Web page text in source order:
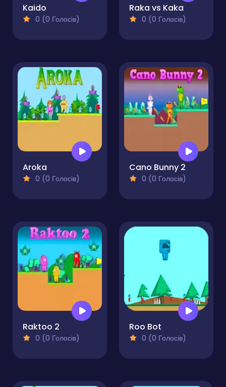
Kaido
0 (0 Голосів)
Raka vs Kaka
0 (0 Голосів)
Aroka
0 (0 Голосів)
Cano Bunny 2
0 (0 Голосів)
Raktoo 2
0 (0 Голосів)
Roo Bot
0 (0 Голосів)